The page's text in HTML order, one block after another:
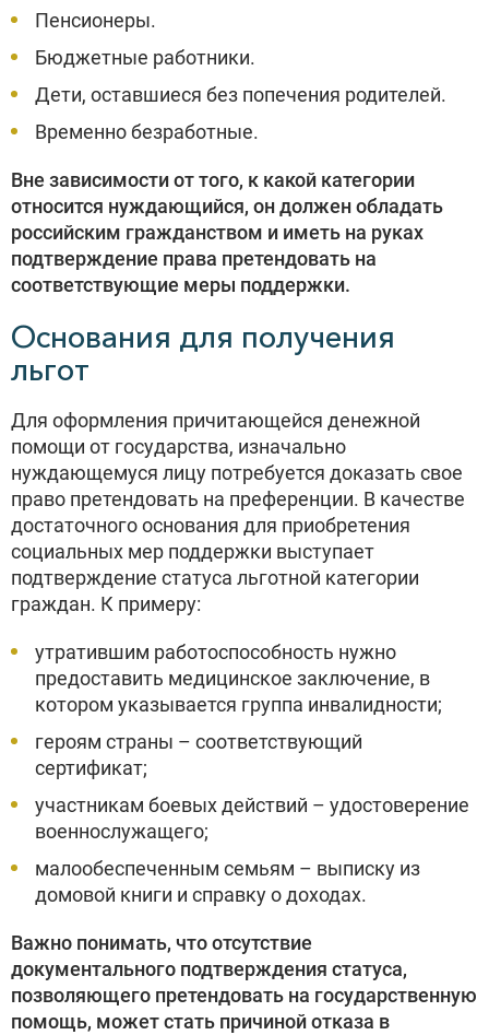
Пенсионеры.
Бюджетные работники.
Дети, оставшиеся без попечения родителей.
Временно безработные.
Вне зависимости от того, к какой категории
относится нуждающийся, он должен обладать
российским гражданством и иметь на руках
подтверждение права претендовать на
соответствующие меры поддержки.
Основания для получения
льгот
Для оформления причитающейся денежной
помощи от государства, изначально
нуждающемуся лицу потребуется доказать свое
право претендовать на преференции. В качестве
достаточного основания для приобретения
социальных мер поддержки выступает
подтверждение статуса льготной категории
граждан. К примеру:
утратившим работоспособность нужно
предоставить медицинское заключение, в
котором указывается группа инвалидности;
героям страны – соответствующий
сертификат;
участникам боевых действий – удостоверение
военнослужащего;
малообеспеченным семьям – выписку из
домовой книги и справку о доходах.
Важно понимать, что отсутствие
документального подтверждения статуса,
позволяющего претендовать на государственную
помощь, может стать причиной отказа в